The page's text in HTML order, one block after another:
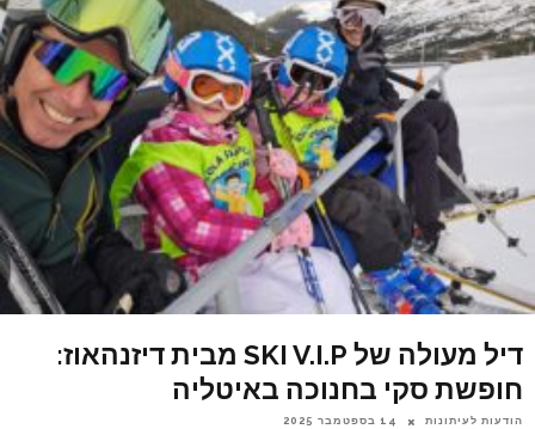
דיל מעולה של SKI V.I.P מבית דיזנהאוז:
חופשת סקי בחנוכה באיטליה
הודעות לעיתונות 14 בספטמבר 2025